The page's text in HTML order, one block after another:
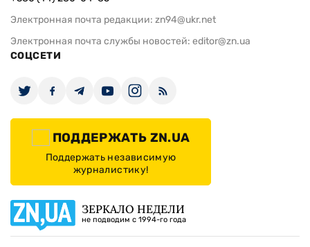
Электронная почта редакции: zn94@ukr.net
Электронная почта службы новостей: editor@zn.ua
СОЦСЕТИ
ПОДДЕРЖАТЬ ZN.UA
Поддержать независимую
журналистику!
ЗЕРКАЛО НЕДЕЛИ
не подводим с 1994-го года